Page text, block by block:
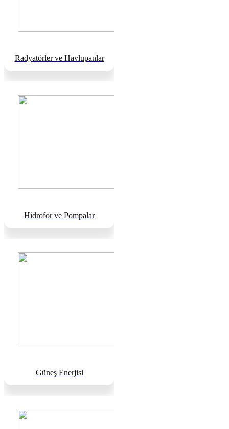
Radyatörler ve Havlupanlar
Hidrofor ve Pompalar
Güneş Enerjisi